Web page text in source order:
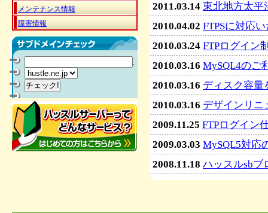
メンテナンス情報
障害情報
.
2011.03.14 東北地方太平
2010.04.02 FTPSに対応
2010.03.24 FTPログイン
2010.03.16 MySQL4のご
2010.03.16 ディスク容量
2010.03.16 デザインリニ
2009.11.25 FTPログイン
2009.03.03 MySQL5対応
2008.11.18 ハッスルsbブ